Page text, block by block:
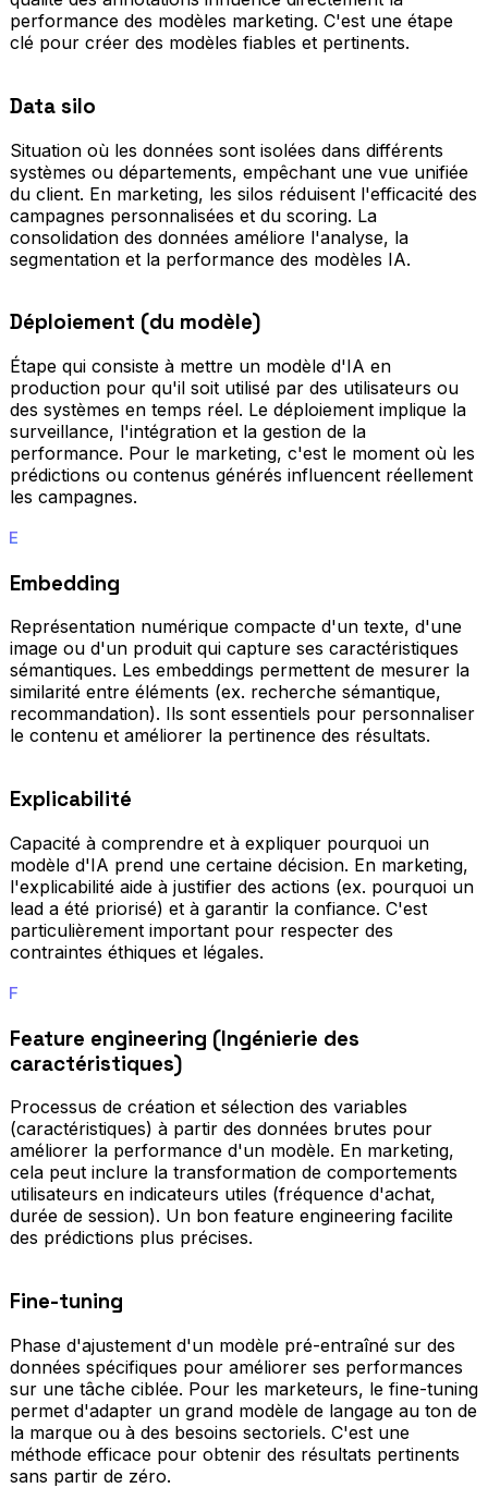
performance des modèles marketing. C'est une étape
clé pour créer des modèles fiables et pertinents.
Data silo
Situation où les données sont isolées dans différents
systèmes ou départements, empêchant une vue unifiée
du client. En marketing, les silos réduisent l'efficacité des
campagnes personnalisées et du scoring. La
consolidation des données améliore l'analyse, la
segmentation et la performance des modèles IA.
Déploiement (du modèle)
Étape qui consiste à mettre un modèle d'IA en
production pour qu'il soit utilisé par des utilisateurs ou
des systèmes en temps réel. Le déploiement implique la
surveillance, l'intégration et la gestion de la
performance. Pour le marketing, c'est le moment où les
prédictions ou contenus générés influencent réellement
les campagnes.
E
Embedding
Représentation numérique compacte d'un texte, d'une
image ou d'un produit qui capture ses caractéristiques
sémantiques. Les embeddings permettent de mesurer la
similarité entre éléments (ex. recherche sémantique,
recommandation). Ils sont essentiels pour personnaliser
le contenu et améliorer la pertinence des résultats.
Explicabilité
Capacité à comprendre et à expliquer pourquoi un
modèle d'IA prend une certaine décision. En marketing,
l'explicabilité aide à justifier des actions (ex. pourquoi un
lead a été priorisé) et à garantir la confiance. C'est
particulièrement important pour respecter des
contraintes éthiques et légales.
F
Feature engineering (Ingénierie des
caractéristiques)
Processus de création et sélection des variables
(caractéristiques) à partir des données brutes pour
améliorer la performance d'un modèle. En marketing,
cela peut inclure la transformation de comportements
utilisateurs en indicateurs utiles (fréquence d'achat,
durée de session). Un bon feature engineering facilite
des prédictions plus précises.
Fine-tuning
Phase d'ajustement d'un modèle pré-entraîné sur des
données spécifiques pour améliorer ses performances
sur une tâche ciblée. Pour les marketeurs, le fine-tuning
permet d'adapter un grand modèle de langage au ton de
la marque ou à des besoins sectoriels. C'est une
méthode efficace pour obtenir des résultats pertinents
sans partir de zéro.